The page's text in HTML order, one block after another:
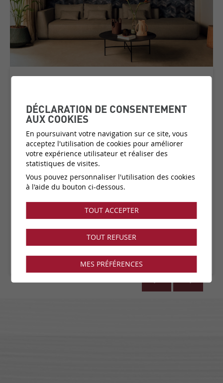
COLLECTION:SAUVAGES
Matière:Vinyle sur support papier
Catégorie de prix: C1
Couleurs:
11 disponibles
Fabricant: Elitis
Collection disponible dans notre showroom !
DÉCLARATION DE CONSENTEMENT
AUX COOKIES
En poursuivant votre navigation sur ce site, vous
acceptez l'utilisation de cookies pour améliorer
votre expérience utilisateur et réaliser des
statistiques de visites.
Vous pouvez personnaliser l'utilisation des cookies
à l'aide du bouton ci-dessous.
TOUT ACCEPTER
TOUT REFUSER
MES PRÉFÉRENCES